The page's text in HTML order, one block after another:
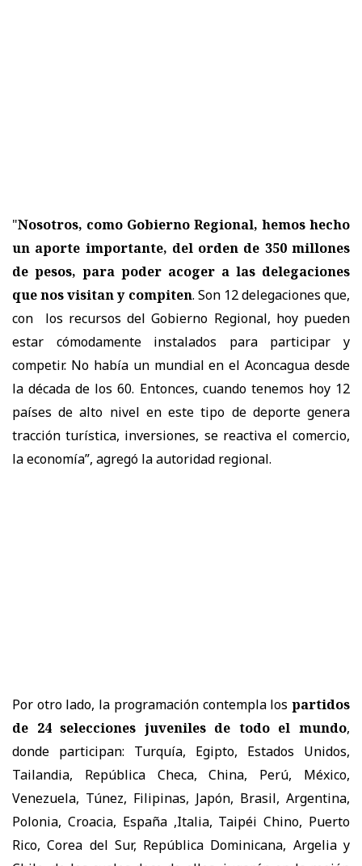
"Nosotros, como Gobierno Regional, hemos hecho
un aporte importante, del orden de 350 millones
de pesos, para poder acoger a las delegaciones
que nos visitan y compiten. Son 12 delegaciones que,
con los recursos del Gobierno Regional, hoy pueden
estar cómodamente instalados para participar y
competir. No había un mundial en el Aconcagua desde
la década de los 60. Entonces, cuando tenemos hoy 12
países de alto nivel en este tipo de deporte genera
tracción turística, inversiones, se reactiva el comercio,
la economía”, agregó la autoridad regional.
Por otro lado, la programación contempla los partidos
de 24 selecciones juveniles de todo el mundo,
donde participan: Turquía, Egipto, Estados Unidos,
Tailandia, República Checa, China, Perú, México,
Venezuela, Túnez, Filipinas, Japón, Brasil, Argentina,
Polonia, Croacia, España ,Italia, Taipéi Chino, Puerto
Rico, Corea del Sur, República Dominicana, Argelia y